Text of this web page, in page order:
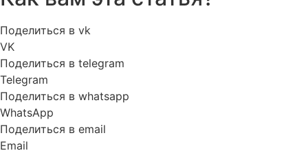
Поделиться в vk
VK
Поделиться в telegram
Telegram
Поделиться в whatsapp
WhatsApp
Поделиться в email
Email